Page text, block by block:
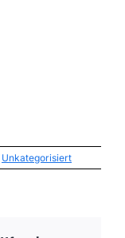
Unkategorisiert